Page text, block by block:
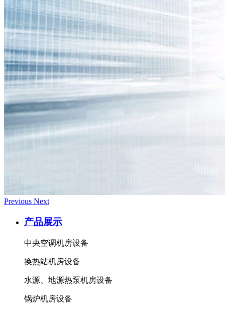
Previous Next
产品展示
中央空调机房设备
换热站机房设备
水源、地源热泵机房设备
锅炉机房设备